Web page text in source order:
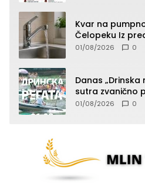
Kvar na
Čelopeku Iz
komunalije”
01/08/2026 0
Danas „Drinska
sutra zvanično
01/08/2026 0